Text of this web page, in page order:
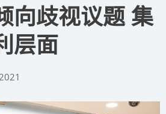
向歧视议题 集
层面